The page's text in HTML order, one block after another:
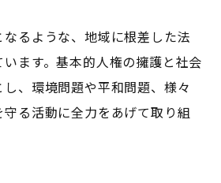
るような、地域に根差した法
ます。基本的人権の擁護と社会
、環境問題や平和問題、様々
る活動に全力をあげて取り組